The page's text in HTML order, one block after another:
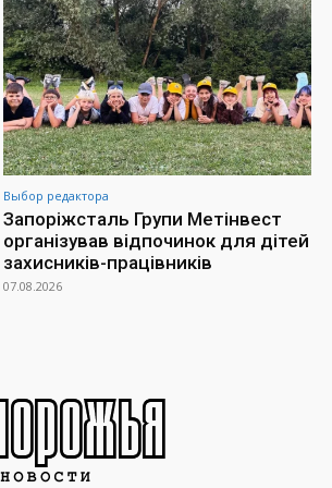
Выбор редактора
Запоріжсталь Групи Метінвест
організував відпочинок для дітей
захисників-працівників
07.08.2026